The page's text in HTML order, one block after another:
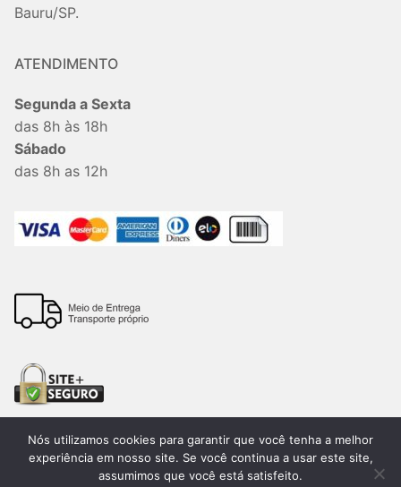
Bauru/SP.
ATENDIMENTO
Segunda a Sexta
das 8h às 18h
Sábado
das 8h as 12h
Todos os direitos reservados. 2026®. Lemon Bauru –
Nós utilizamos cookies para garantir que você tenha a melhor
experiência em nosso site. Se você continua a usar este site,
assumimos que você está satisfeito.